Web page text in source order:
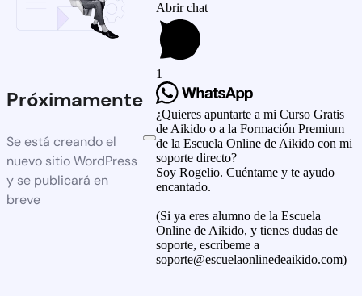
Próximamente
Se está creando el
nuevo sitio WordPress
y se publicará en
breve
Abrir chat
1
¿Quieres apuntarte a mi Curso Gratis
de Aikido o a la Formación Premium
de la Escuela Online de Aikido con mi
soporte directo?
Soy Rogelio. Cuéntame y te ayudo
encantado.
(Si ya eres alumno de la Escuela
Online de Aikido, y tienes dudas de
soporte, escríbeme a
soporte@escuelaonlinedeaikido.com)